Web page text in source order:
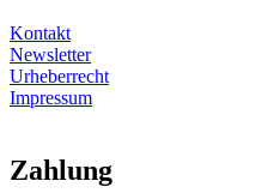
Kontakt
Newsletter
Urheberrecht
Impressum
Zahlung